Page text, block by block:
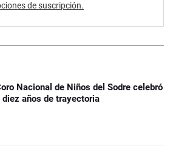
de suscripción.
Nacional de Niños del Sodre celebró
diez años de trayectoria